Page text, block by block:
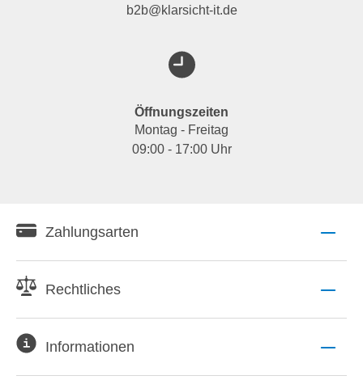
b2b@klarsicht-it.de
Öffnungszeiten
Montag - Freitag
09:00 - 17:00 Uhr
Zahlungsarten
Rechtliches
Informationen